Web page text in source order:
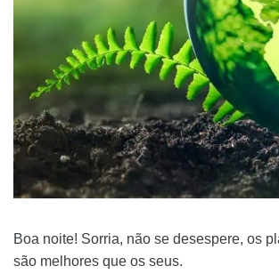
Boa noite! Sorria, não se desespere, os
são melhores que os seus.